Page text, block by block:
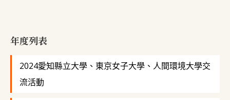
年度列表
2024愛知縣立大學、東京女子大學、人間環境大學交
流活動